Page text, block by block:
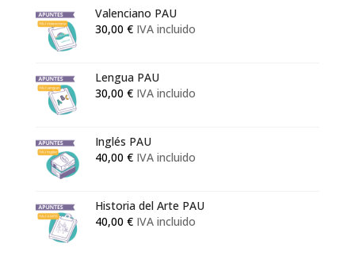
50,00 €
Valenciano PAU
30,00 € IVA incluido
Lengua PAU
30,00 € IVA incluido
Inglés PAU
40,00 € IVA incluido
Historia del Arte PAU
40,00 € IVA incluido